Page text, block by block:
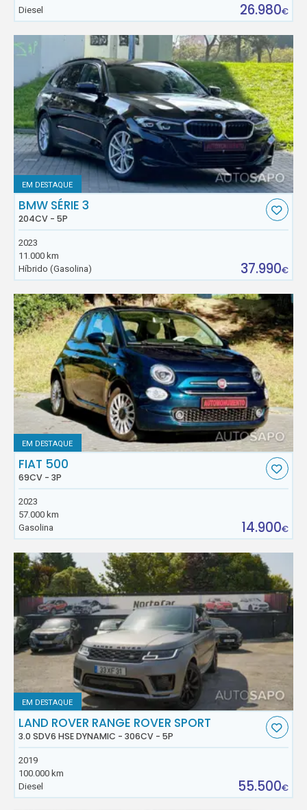
Diesel
26.980€
EM DESTAQUE
BMW SÉRIE 3
204CV - 5P
2023
11.000 km
Híbrido (Gasolina)
37.990€
EM DESTAQUE
FIAT 500
69CV - 3P
2023
57.000 km
Gasolina
14.900€
EM DESTAQUE
LAND ROVER RANGE ROVER SPORT
3.0 SDV6 HSE DYNAMIC - 306CV - 5P
2019
100.000 km
Diesel
55.500€